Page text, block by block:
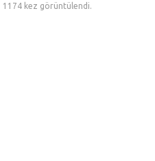
1174 kez görüntülendi.